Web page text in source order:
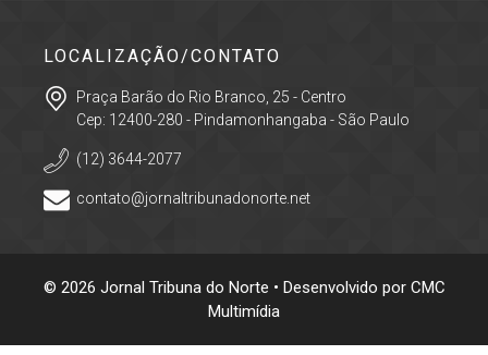
LOCALIZAÇÃO/CONTATO
Praça Barão do Rio Branco, 25 - Centro
Cep: 12400-280 - Pindamonhangaba - São Paulo
(12) 3644-2077
contato@jornaltribunadonorte.net
© 2026 Jornal Tribuna do Norte • Desenvolvido por CMC
Multimídia